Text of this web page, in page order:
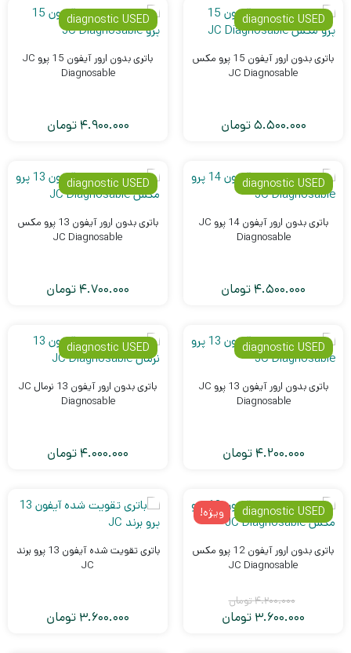
diagnostic USED
باتری بدون ارور آیفون 15 پرو مکس
JC Diagnosable
5.500.000تومان
diagnostic USED
باتری بدون ارور آیفون 15 پرو JC
Diagnosable
4.900.000 تومان
diagnostic USED
باتری بدون ارور آیفون 14 پرو JC
Diagnosable
4.500.000 تومان
diagnostic USED
باتری بدون ارور آیفون 13 پرو مکس
JC Diagnosable
4.700.000 تومان
diagnostic USED
باتری بدون ارور آیفون 13 پرو JC
Diagnosable
4.200.000 تومان
diagnostic USED
باتری بدون ارور آیفون 13 نرمال JC
Diagnosable
4.000.000 تومان
ویژه! diagnostic USED
باتری بدون ارور آیفون 12 پرو مکس
JC Diagnosable
4.200.000تومان
3.600.000 تومان
باتری تقویت شده آیفون 13 پرو برند
JC
3.600.000 تومان